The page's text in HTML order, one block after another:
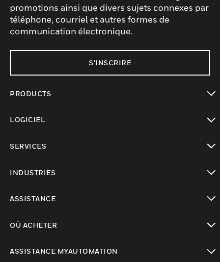
promotions ainsi que divers sujets connexes par
téléphone, courriel et autres formes de
communication électronique.
S'INSCRIRE
PRODUCTS
LOGICIEL
SERVICES
INDUSTRIES
ASSISTANCE
OÙ ACHETER
ASSISTANCE MYAUTOMATION